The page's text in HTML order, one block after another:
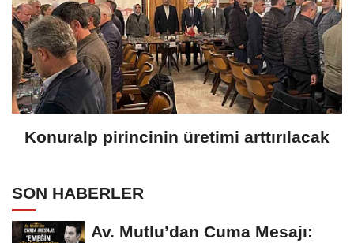
Konuralp pirincinin üretimi arttırılacak
SON HABERLER
Av. Mutlu’dan Cuma Mesajı: